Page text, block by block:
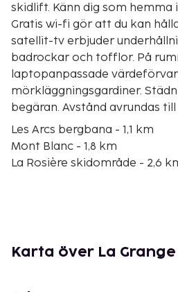
skidlift. Känn dig som hemma
Gratis wi-fi gör att du kan
satellit-tv erbjuder
badrockar och tofflor. På
laptopanpassade
mörkläggningsgardiner.
begäran. Avstånd avrundas
Les Arcs bergbana - 1,1 km
Mont Blanc - 1,8 km
La Rosière skidområde - 2,6
Coches skidlift - 13,6 km
Montchavin skidlift - 13,7 km
Karta över La